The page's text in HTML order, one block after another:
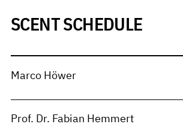
SCENT SCHEDULE
Marco Höwer
Prof. Dr. Fabian Hemmert